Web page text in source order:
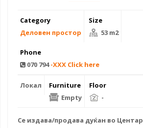
Category
Деловен простор
Size
53 m2
Phone
070 794-XXX Click here
Локал
Furniture
Empty
Floor
-
Се издава/продава дуќан во Центар